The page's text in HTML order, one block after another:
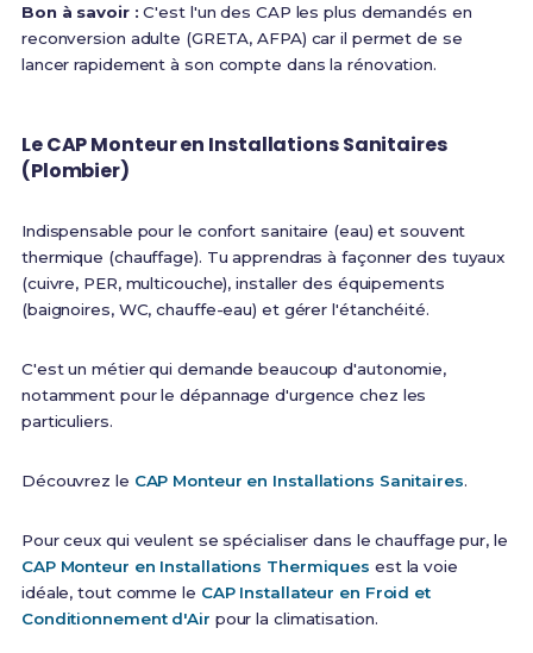
Bon à savoir : C'est l'un des CAP les plus demandés en
reconversion adulte (GRETA, AFPA) car il permet de se
lancer rapidement à son compte dans la rénovation.
Le CAP Monteur en Installations Sanitaires
(Plombier)
Indispensable pour le confort sanitaire (eau) et souvent
thermique (chauffage). Tu apprendras à façonner des tuyaux
(cuivre, PER, multicouche), installer des équipements
(baignoires, WC, chauffe-eau) et gérer l'étanchéité.
C'est un métier qui demande beaucoup d'autonomie,
notamment pour le dépannage d'urgence chez les
particuliers.
Découvrez le CAP Monteur en Installations Sanitaires.
Pour ceux qui veulent se spécialiser dans le chauffage pur, le
CAP Monteur en Installations Thermiques est la voie
idéale, tout comme le CAP Installateur en Froid et
Conditionnement d'Air pour la climatisation.